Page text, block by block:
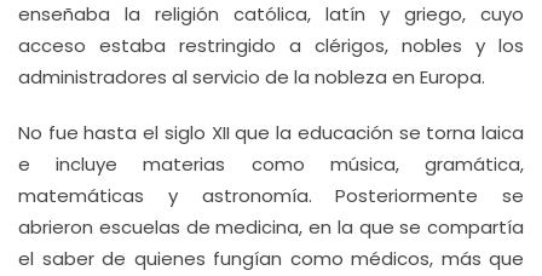
enseñaba la religión católica, latín y griego, cuyo
acceso estaba restringido a clérigos, nobles y los
administradores al servicio de la nobleza en Europa.
No fue hasta el siglo XII que la educación se torna laica
e incluye materias como música, gramática,
matemáticas y astronomía. Posteriormente se
abrieron escuelas de medicina, en la que se compartía
el saber de quienes fungían como médicos, más que